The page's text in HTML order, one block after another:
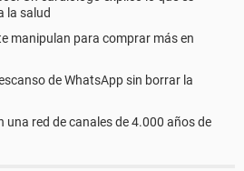
la salud
manipulan para comprar más en
de WhatsApp sin borrar la
una red de canales de 4.000 años de